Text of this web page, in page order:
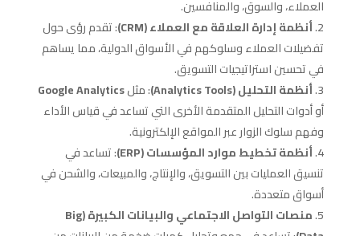
العملاء، والسوق، والمنافسين.
أنظمة إدارة العلاقة مع العملاء (CRM)
: تقدم رؤى حول
تفضيلات العملاء وسلوكهم في الأسواق الدولية، مما يساهم
في تحسين استراتيجيات التسويق.
أنظمة التحليل (Analytics Tools)
: مثلGoogle Analytics
أو أدوات التحليل المتقدمة الأخرى التي تساعد في قياس الأداء
وفهم سلوك الزوار عبر المواقع الإلكترونية.
أنظمة تخطيط موارد المؤسسات (ERP)
: تساعد في
تنسيق العمليات بين التسويق، والإنتاج، والمبيعات، والشحن في
أسواق متعددة.
منصات التواصل الاجتماعي والبيانات الكبيرة (Big